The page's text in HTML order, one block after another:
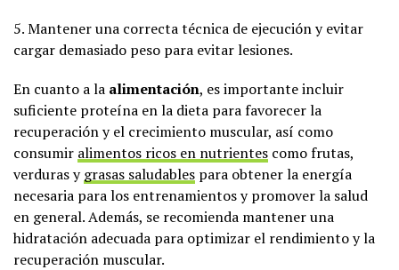
5. Mantener una correcta técnica de ejecución y evitar
cargar demasiado peso para evitar lesiones.
En cuanto a la alimentación, es importante incluir
suficiente proteína en la dieta para favorecer la
recuperación y el crecimiento muscular, así como
consumir alimentos ricos en nutrientes como frutas,
verduras ygrasas saludables para obtener la energía
necesaria para los entrenamientos y promover la salud
en general. Además, se recomienda mantener una
hidratación adecuada para optimizar el rendimiento y la
recuperación muscular.